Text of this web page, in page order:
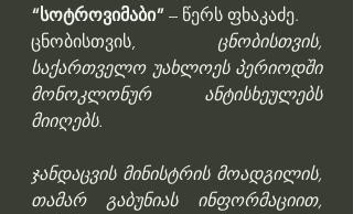
“სოტროვიმაბი” – წერს ფხაკაძე.
ცნობისთვის, ცნობისთვის,
საქართველო უახლოეს პერიოდში
მონოკლონურ ანტისხეულებს
მიიღებს.
ჯანდაცვის მინისტრის მოადგილის,
თამარ გაბუნიას ინფორმაციით,